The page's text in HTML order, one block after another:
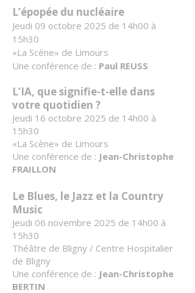
L’épopée du nucléaire
Jeudi 09 octobre 2025 de 14h00 à
15h30
«La Scène» de Limours
Une conférence de : Paul REUSS
L’IA, que signifie-t-elle dans
votre quotidien ?
Jeudi 16 octobre 2025 de 14h00 à
15h30
«La Scène» de Limours
Une conférence de : Jean-Christophe
FRAILLON
Le Blues, le Jazz et la Country
Music
Jeudi 06 novembre 2025 de 14h00 à
15h30
Théâtre de Bligny / Centre Hospitalier
de Bligny
Une conférence de : Jean-Christophe
BERTIN